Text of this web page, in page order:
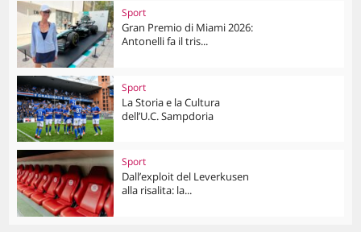
Sport
Gran Premio di Miami 2026:
Antonelli fa il tris...
Sport
La Storia e la Cultura
dell’U.C. Sampdoria
Sport
Dall’exploit del Leverkusen
alla risalita: la...